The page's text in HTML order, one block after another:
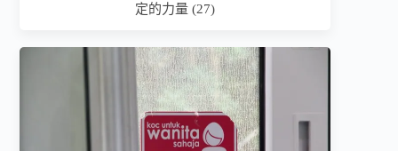
定的力量 (27)